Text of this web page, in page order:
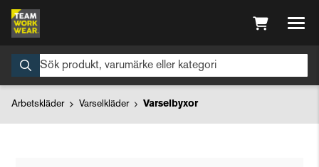
Arbetskläder Varselkläder Varselbyxor